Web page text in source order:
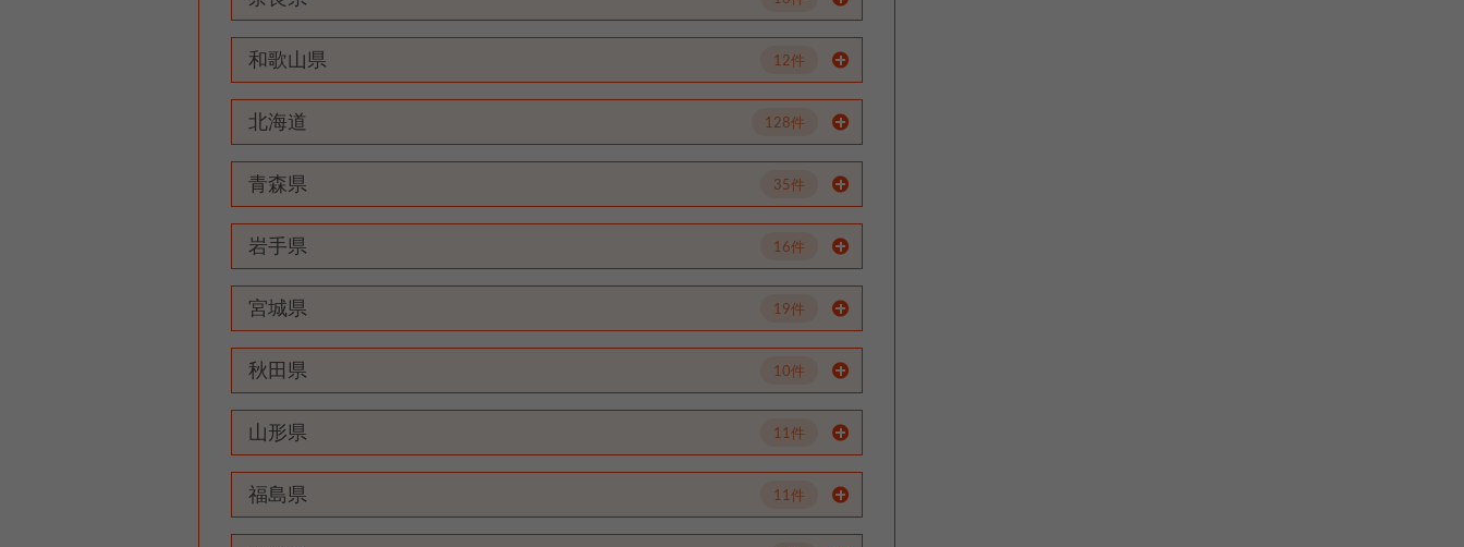
和歌山県 12件
北海道 128件
青森県 35件
岩手県 16件
宮城県 19件
秋田県 10件
山形県 11件
福島県 11件